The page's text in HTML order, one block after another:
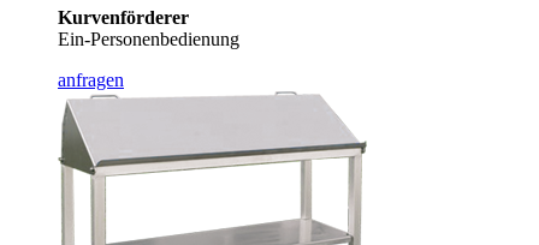
Kurvenförderer
Ein-Personenbedienung
anfragen